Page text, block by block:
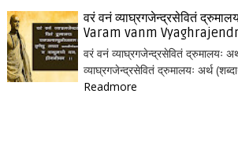
वरं वनं व्याघ्रगजेन्द्रसेवितं द्रुमालयः
Varam vanm
वरं वनं व्याघ्रगजेन्द्रसेवितं द्रुमालयः
व्याघ्रगजेन्द्रसेवितं द्रुमालयः अर्थ
Readmore